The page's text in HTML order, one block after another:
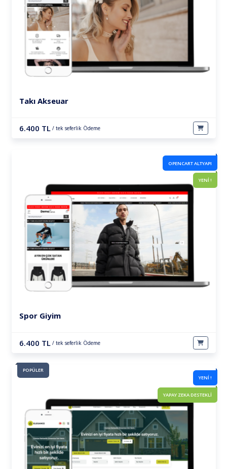
Takı Akseuar
6.400 TL / tek seferlik Ödeme
OPENCART ALTYAPI
YENİ !
Spor Giyim
6.400 TL / tek seferlik Ödeme
POPÜLER
YENİ !
YAPAY ZEKA DESTEKLİ